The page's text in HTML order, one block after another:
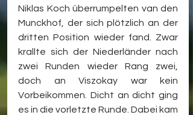
Niklas Koch überrumpelten van den
Munckhof, der sich plötzlich an der
dritten Position wieder fand. Zwar
krallte sich der Niederländer nach
zwei Runden wieder Rang zwei,
doch an Viszokay war kein
Vorbeikommen. Dicht an dicht ging
es in die vorletzte Runde. Dabei kam